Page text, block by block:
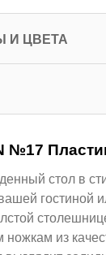
И ЦВЕТА
№17
стол в
гостиной
ножкам из